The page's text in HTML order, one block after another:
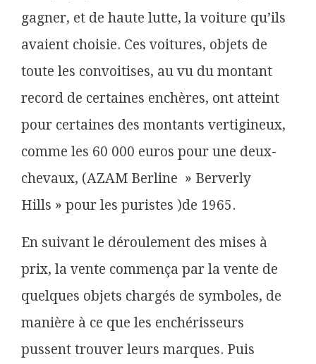
gagner, et de haute lutte, la voiture qu’ils
avaient choisie. Ces voitures, objets de
toute les convoitises, au vu du montant
record de certaines enchères, ont atteint
pour certaines des montants vertigineux,
comme les 60 000 euros pour une deux-
chevaux, (AZAM Berline » Berverly
Hills » pour les puristes )de 1965.
En suivant le déroulement des mises à
prix, la vente commença par la vente de
quelques objets chargés de symboles, de
manière à ce que les enchérisseurs
pussent trouver leurs marques. Puis